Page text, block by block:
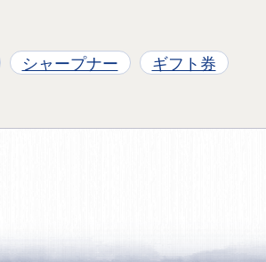
シャープナー ギフト券